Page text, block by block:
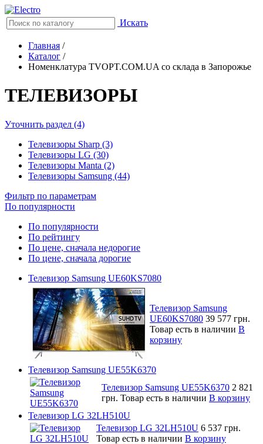
Искать
Главная /
Каталог /
Номенклатура TVOPT.COM.UA со склада в Запорожье
ТЕЛЕВИЗОРЫ
Уточнить раздел (4)
Телевизоры Sharp (3)
Телевизоры LG (30)
Телевизоры Manta (2)
Телевизоры Samsung (44)
Фильтр по параметрам
По популярности
По популярности
По рейтингу
По цене, сначала недорогие
По цене, сначала дорогие
Телевизор Samsung UE60KS7080
Телевизор Samsung
UE60KS7080 39 577 грн.
Товар есть в наличии В
корзину
Телевизор Samsung UE55K6370
Телевизор Samsung UE55K6370 2 821
грн. Товар есть в наличии В корзину
Телевизор LG 32LH510U
Телевизор LG 32LH510U 6 537 грн.
Товар есть в наличии В корзину